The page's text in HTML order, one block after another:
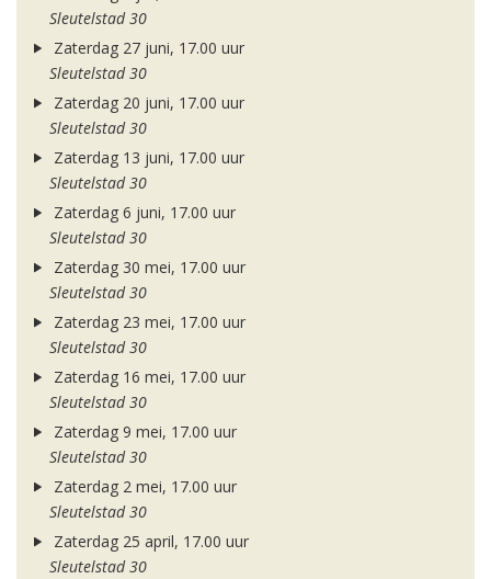
Sleutelstad 30
Zaterdag 27 juni, 17.00 uur
Sleutelstad 30
Zaterdag 20 juni, 17.00 uur
Sleutelstad 30
Zaterdag 13 juni, 17.00 uur
Sleutelstad 30
Zaterdag 6 juni, 17.00 uur
Sleutelstad 30
Zaterdag 30 mei, 17.00 uur
Sleutelstad 30
Zaterdag 23 mei, 17.00 uur
Sleutelstad 30
Zaterdag 16 mei, 17.00 uur
Sleutelstad 30
Zaterdag 9 mei, 17.00 uur
Sleutelstad 30
Zaterdag 2 mei, 17.00 uur
Sleutelstad 30
Zaterdag 25 april, 17.00 uur
Sleutelstad 30